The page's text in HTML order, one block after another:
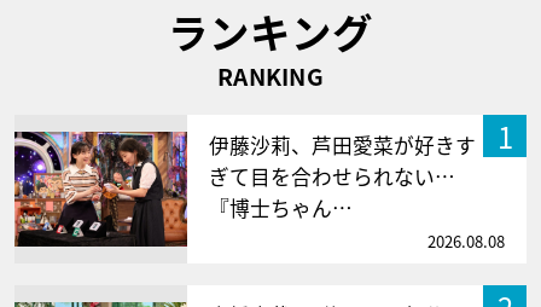
ランキング
RANKING
1
伊藤沙莉、芦田愛菜が好きす
ぎて目を合わせられない…
『博士ちゃん…
2026.08.08